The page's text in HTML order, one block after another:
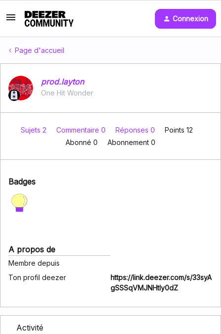
Connexion
Page d'accueil
prod.layton
One Hit Wonder
Sujets 2 Commentaire 0 Réponses 0
Points 12
Abonné 0 Abonnement 0
Badges
A propos de
Membre depuis
Ton profil deezer
https://link.deezer.com/s/33syA
gSSSqVMJNHtIy0dZ
Activité